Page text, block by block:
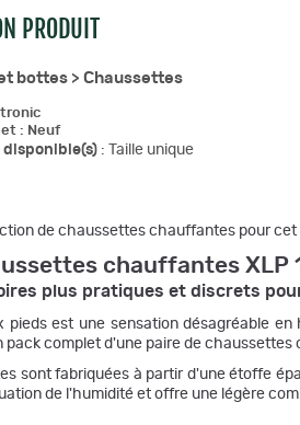
PRODUIT
bottes > Chaussettes
: Neuf
disponible(s) : Taille unique
de chaussettes chauffantes pour
chauffantes XLP
plus pratiques et discrets
pieds est une sensation désagréable
pack complet d'une paire de
sont fabriquées à partir d'une étoffe
de l'humidité et offre une légère